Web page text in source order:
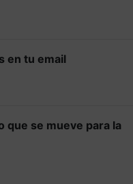
en tu email
que se mueve para la